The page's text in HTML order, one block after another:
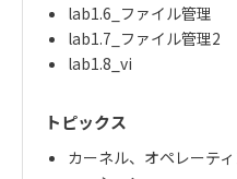
lab1.6_ファイル管理
lab1.7_ファイル管理2
lab1.8_vi
トピックス
カーネル、オペレーテ